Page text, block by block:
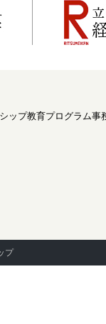
ップ教育プログラム事
プ